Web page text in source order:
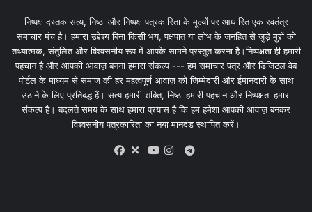
निष्पक्ष दस्तक सत्य, निष्ठा और निष्पक्ष पत्रकारिता के मूल्यों पर आधारित एक स्वतंत्र
समाचार मंच है। हमारा उद्देश्य बिना किसी भय, पक्षपात या लोभ के जनहित से जुड़े मुद्दों को
तथ्यात्मक, संतुलित और विश्वसनीय रूप में आपके सामने प्रस्तुत करना है।निष्पक्षता ही हमारी
पहचान है और आपकी आवाज़ बनना हमारा संकल्प --- हम समाचार पत्र और डिजिटल वेब
पोर्टल के माध्यम से समाज की हर महत्वपूर्ण आवाज़ को जिम्मेदारी और ईमानदारी के साथ
उठाने के लिए प्रतिबद्ध हैं। सत्य हमारी शक्ति, निष्ठा हमारी पहचान और निष्पक्षता हमारा
संकल्प है। बदलते समय के साथ हमारा प्रयास है कि हम हमेशा आपकी आवाज़ बनकर
विश्वसनीय पत्रकारिता का नया मानदंड स्थापित करें।
X
Telegram